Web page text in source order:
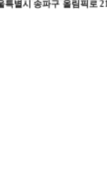
특별시 송파구 올림픽로